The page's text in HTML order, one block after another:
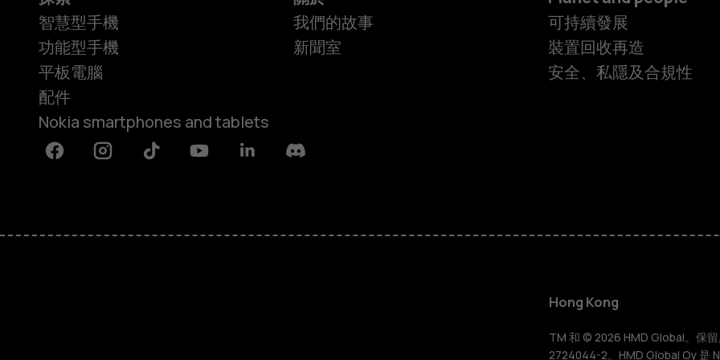
行
速
度
智慧型手機
功能型手機
智慧型手機
功能型手機
平板電腦
配件
Nokia smartphones and tablets
我們的故事
新聞室
可持續發展
裝置回收再造
安全、私隱及合規性
FacebookInstagramTiktok YoutubeLinkedinDiscord
Hong Kong
TM 和 © 2026 HMD Global。保
2724044-2。HMD Global Oy 是